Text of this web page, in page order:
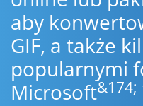
aby
GIF, a także
popularnymi
Microsoft&174;